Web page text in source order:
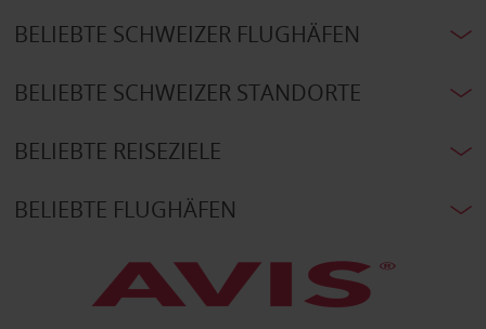
BELIEBTE SCHWEIZER FLUGHÄFEN
BELIEBTE SCHWEIZER STANDORTE
BELIEBTE REISEZIELE
BELIEBTE FLUGHÄFEN